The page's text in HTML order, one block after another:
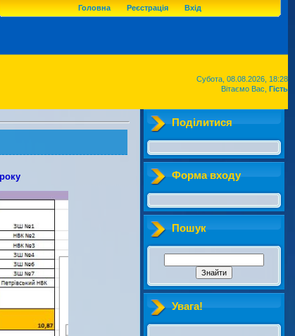
Субота, 08.08.2026, 18:28
Вітаємо Вас, Гість
Головна Реєстрація Вхід
Поділитися
Форма входу
Пошук
Увага!